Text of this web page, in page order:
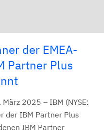
der EMEA-
Partner Plus
2025 – IBM (NYSE:
der IBM Partner Plus
IBM Partner